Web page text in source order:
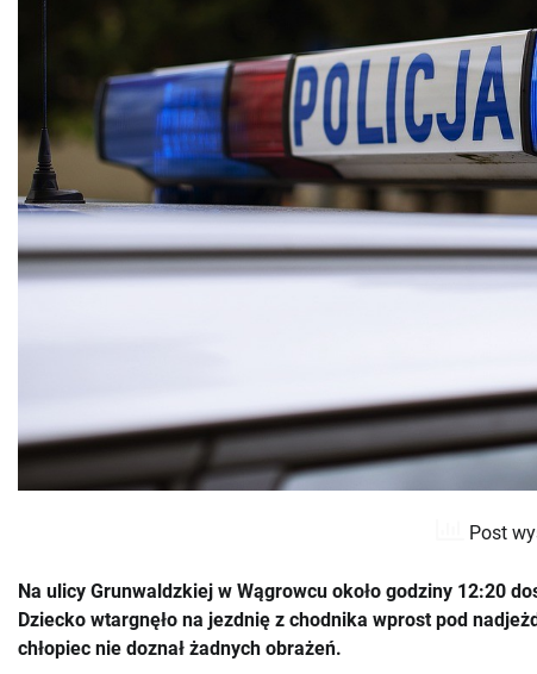
Post
Na ulicy Grunwaldzkiej w Wągrowcu około godziny 12:20
Dziecko wtargnęło na jezdnię z chodnika wprost pod
chłopiec nie doznał żadnych obrażeń.